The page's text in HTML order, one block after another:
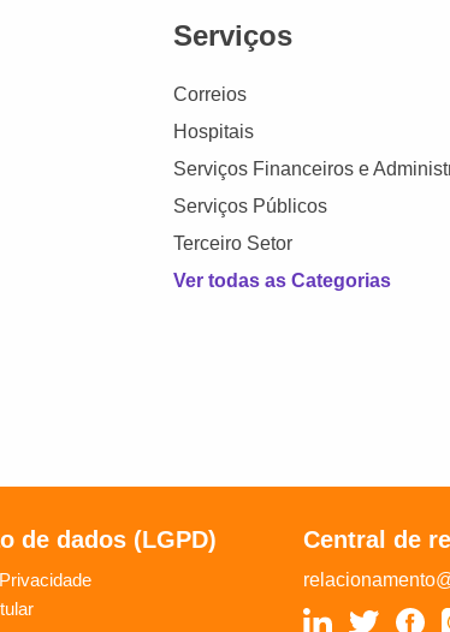
Serviços
Correios
Hospitais
Serviços Financeiros e
Serviços Públicos
Terceiro Setor
Ver todas as Categorias
de dados (LGPD) Central de